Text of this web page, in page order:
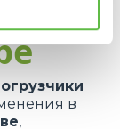
и
в
,